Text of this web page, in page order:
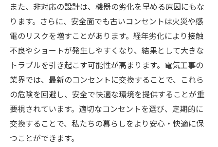
また、非対応の設計は、機器の劣化を早める原因にもな
ります。さらに、安全面でも古いコンセントは火災や感
電のリスクを増すことがあります。経年劣化により接触
不良やショートが発生しやすくなり、結果として大きな
トラブルを引き起こす可能性が高まります。電気工事の
業界では、最新のコンセントに交換することで、これら
の危険を回避し、安全で快適な環境を提供することが重
要視されています。適切なコンセントを選び、定期的に
交換することで、私たちの暮らしをより安心・快適に保
つことができます。